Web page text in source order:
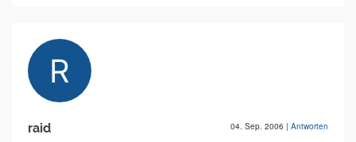
raid 04. Sep. 2006 | Antworten